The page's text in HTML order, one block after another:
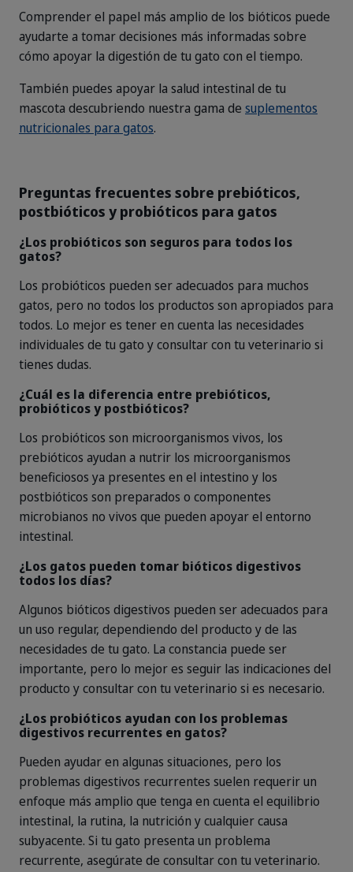
Comprender el papel más amplio de los bióticos puede
ayudarte a tomar decisiones más informadas sobre
cómo apoyar la digestión de tu gato con el tiempo.
También puedes apoyar la salud intestinal de tu
mascota descubriendo nuestra gama de suplementos
nutricionales para gatos.
Preguntas frecuentes sobre prebióticos,
postbióticos y probióticos para gatos
¿Los probióticos son seguros para todos los
gatos?
Los probióticos pueden ser adecuados para muchos
gatos, pero no todos los productos son apropiados para
todos. Lo mejor es tener en cuenta las necesidades
individuales de tu gato y consultar con tu veterinario si
tienes dudas.
¿Cuál es la diferencia entre prebióticos,
probióticos y postbióticos?
Los probióticos son microorganismos vivos, los
prebióticos ayudan a nutrir los microorganismos
beneficiosos ya presentes en el intestino y los
postbióticos son preparados o componentes
microbianos no vivos que pueden apoyar el entorno
intestinal.
¿Los gatos pueden tomar bióticos digestivos
todos los días?
Algunos bióticos digestivos pueden ser adecuados para
un uso regular, dependiendo del producto y de las
necesidades de tu gato. La constancia puede ser
importante, pero lo mejor es seguir las indicaciones del
producto y consultar con tu veterinario si es necesario.
¿Los probióticos ayudan con los problemas
digestivos recurrentes en gatos?
Pueden ayudar en algunas situaciones, pero los
problemas digestivos recurrentes suelen requerir un
enfoque más amplio que tenga en cuenta el equilibrio
intestinal, la rutina, la nutrición y cualquier causa
subyacente. Si tu gato presenta un problema
recurrente, asegúrate de consultar con tu veterinario.